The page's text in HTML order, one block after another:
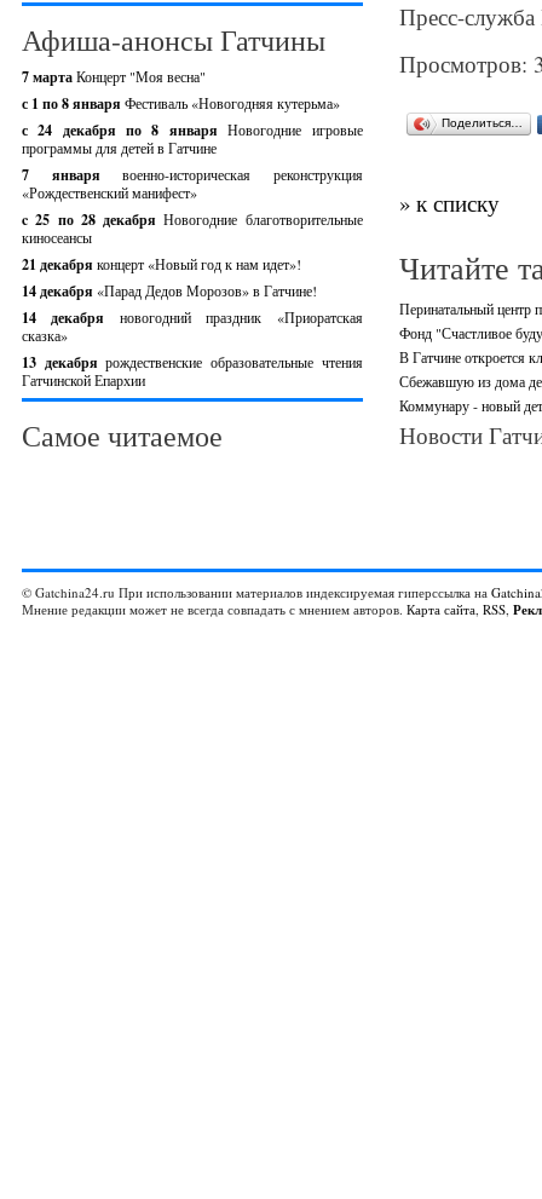
Афиша-анонсы Гатчины
7 мартаКонцерт "Моя весна"
с 1 по 8 января Фестиваль «Новогодняя кутерьма»
с 24 декабря по 8 январяНовогодние игровые
программы для детей в Гатчине
7 январявоенно-историческая реконструкция
«Рождественский манифест»
c 25 по 28 декабряНовогодние благотворительные
киносеансы
21 декабря концерт «Новый год к нам идет»!
14 декабря «Парад Дедов Морозов» в Гатчине!
14 декабря новогодний праздник «Приоратская
сказка»
13 декабрярождественские образовательные чтения
Гатчинской Епархии
Самое читаемое
Пресс-служба
Просмотров:
Поделиться…
» к списку
Читайте
Перинатальный центр
Фонд "Счастливое
В Гатчине откроется
Сбежавшую из дома
Коммунару - новый
Новости
© Gatchina24.ru При использовании материалов индексируемая гиперссылка на
Мнение редакции может не всегда совпадать с мнением авторов. Карта сайта, RSS,